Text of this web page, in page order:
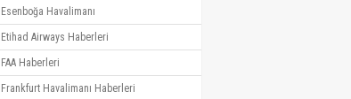
Esenboğa Havalimanı
Etihad Airways Haberleri
FAA Haberleri
Frankfurt Havalimanı Haberleri